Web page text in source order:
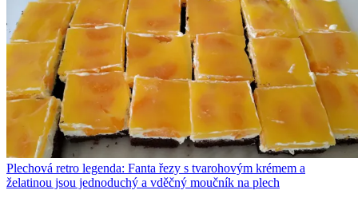
Plechová retro legenda: Fanta řezy s tvarohovým krémem a
želatinou jsou jednoduchý a vděčný moučník na plech